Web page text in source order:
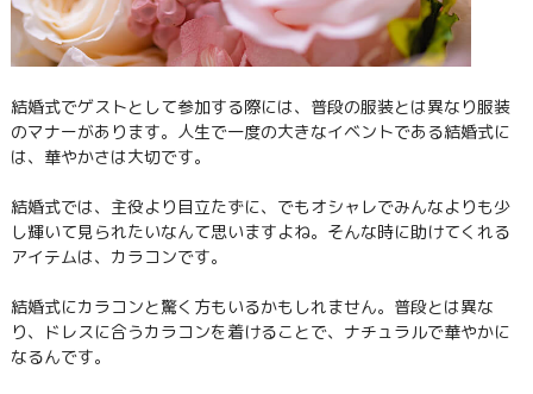
結婚式でゲストとして参加する際には、普段の服装とは異なり服装
のマナーがあります。人生で一度の大きなイベントである結婚式に
は、華やかさは大切です。
結婚式では、主役より目立たずに、でもオシャレでみんなよりも少
し輝いて見られたいなんて思いますよね。そんな時に助けてくれる
アイテムは、カラコンです。
結婚式にカラコンと驚く方もいるかもしれません。普段とは異な
り、ドレスに合うカラコンを着けることで、ナチュラルで華やかに
なるんです。